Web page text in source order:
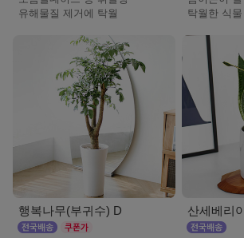
유해물질 제거에 탁월
탁월한 식물
행복나무(부귀수) D 산세베리